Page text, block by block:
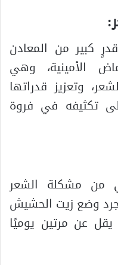
كبير من المعادن
الأمينية، وهي
وتعزيز قدراتها
تكثيفه في فروة
من مشكلة الشعر
وضع زيت الحشيش
عن مرتين يوميًا